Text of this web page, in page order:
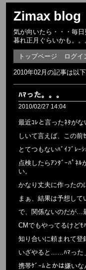
Zimax blog
気が向いたら・・・毎
暮れ正月ぐらいかも。。
トップページ ログイ
2010年02月の記事は以
ﾊﾏった。。。
2010/02/27 14:04
最近ｺﾚと言ったﾈﾀがな
しいて言えば、この前
とてつもないﾊﾞｲﾌﾞﾚｰ
点検したらｱﾝﾀﾞｰﾊﾟﾈﾙ
い。
かなり丈夫に作ったの
まぁ、結果は予想して
で、関係ないのだが…
CMでもやってるけどﾓ
知り合いに頼まれて登
いざやると……ﾊﾏった
携帯ｹﾞｰﾑとかは嫌いな